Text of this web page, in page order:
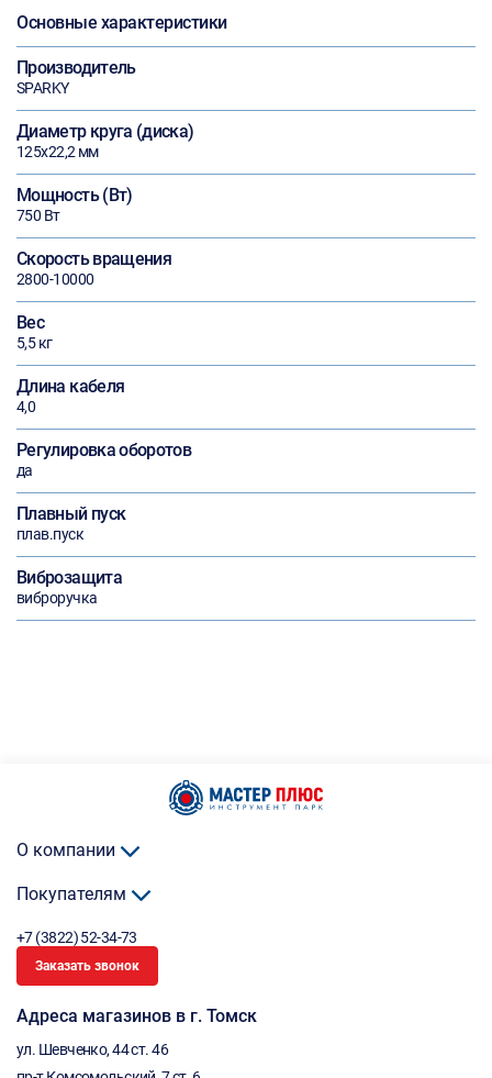
Основные характеристики
Производитель
SPARKY
Диаметр круга (диска)
125х22,2 мм
Мощность (Вт)
750 Вт
Скорость вращения
2800-10000
Вес
5,5 кг
Длина кабеля
4,0
Регулировка оборотов
да
Плавный пуск
плав.пуск
Виброзащита
виброручка
О компании
Покупателям
+7 (3822) 52-34-73
Заказать звонок
Адреса магазинов в г. Томск
ул. Шевченко, 44 ст. 46